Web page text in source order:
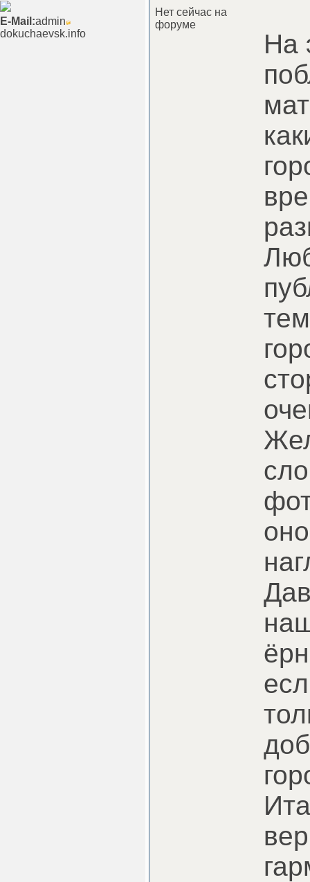
E-Mail:admin
dokuchaevsk.info
Нет сейчас на
форуме
На